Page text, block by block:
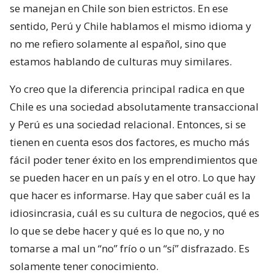
se manejan en Chile son bien estrictos. En ese
sentido, Perú y Chile hablamos el mismo idioma y
no me refiero solamente al español, sino que
estamos hablando de culturas muy similares.
Yo creo que la diferencia principal radica en que
Chile es una sociedad absolutamente transaccional
y Perú es una sociedad relacional. Entonces, si se
tienen en cuenta esos dos factores, es mucho más
fácil poder tener éxito en los emprendimientos que
se pueden hacer en un país y en el otro. Lo que hay
que hacer es informarse. Hay que saber cuál es la
idiosincrasia, cuál es su cultura de negocios, qué es
lo que se debe hacer y qué es lo que no, y no
tomarse a mal un “no” frío o un “sí” disfrazado. Es
solamente tener conocimiento.